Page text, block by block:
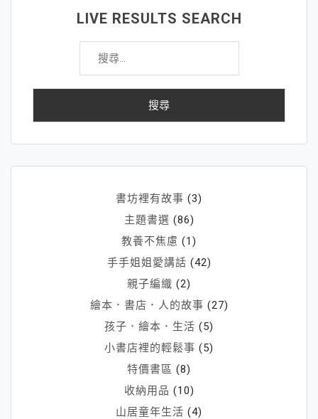
手
～
用
的
好
朋
友）
LIVE RESULTS SEARCH
搜
關
書坊裡有故事 (3)
主題書選 (86)
教養不焦慮 (1)
手手姐姐愛講話 (42)
親子編織 (2)
繪本．書店．人的故事 (27)
孩子．繪本．生活 (5)
小書店裡的輕鬆事 (5)
特價書區 (8)
收納用品 (10)
山居童年生活 (4)